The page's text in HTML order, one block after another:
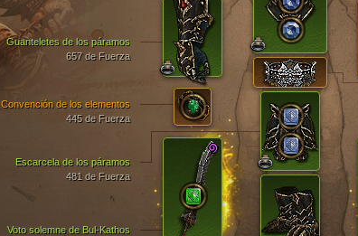
Guanteletes de los páramos
657 de Fuerza
Escarcela de los páramos
481 de Fuerza
Voto solemne de Bul-Kathos
Convención de los elementos
445 de Fuerza